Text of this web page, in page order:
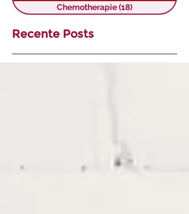
Chemotherapie(18)
Recente Posts